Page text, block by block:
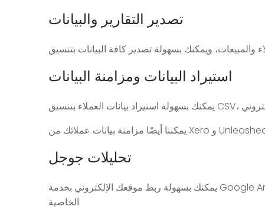
تصدير التقارير والبيانات
استيراد البيانات ومزامنة البيانات
تحليلات جوجل
يمكنك بسهولة ربط موقعك الإلكتروني بخدمة Google Analytics لتتبع أنشطة العملاء الأخرى. نرسل بيانات التجارة الإلكترونية القياسية إلى Google Analytics إذا كنت قد فعّلت هذه
الخاصية.